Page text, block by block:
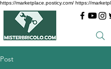
https://marketplace.posticy.com/ https://
Post